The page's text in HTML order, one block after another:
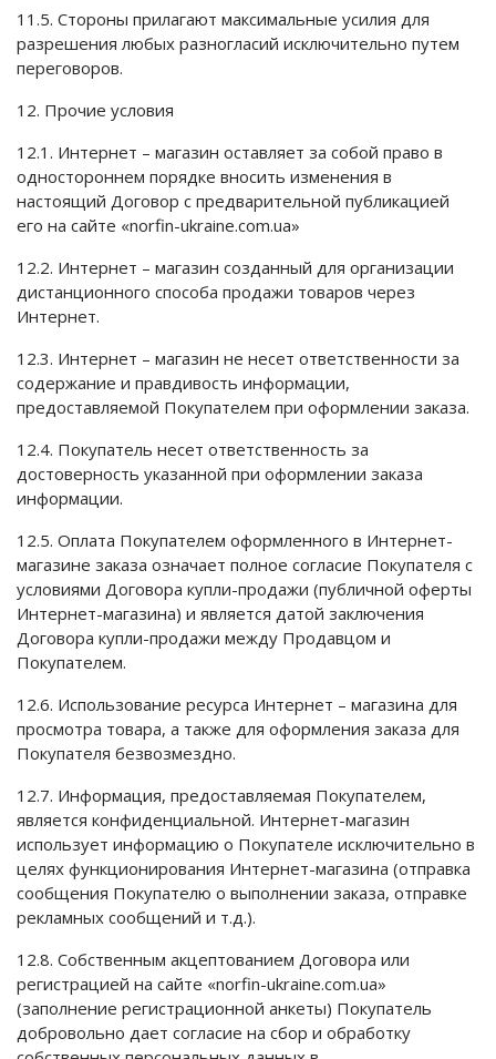
11.5. Стороны прилагают максимальные усилия для
разрешения любых разногласий исключительно путем
переговоров.
12. Прочие условия
12.1. Интернет – магазин оставляет за собой право в
одностороннем порядке вносить изменения в
настоящий Договор с предварительной публикацией
его на сайте «norfin-ukraine.com.ua»
12.2. Интернет – магазин созданный для организации
дистанционного способа продажи товаров через
Интернет.
12.3. Интернет – магазин не несет ответственности за
содержание и правдивость информации,
предоставляемой Покупателем при оформлении заказа.
12.4. Покупатель несет ответственность за
достоверность указанной при оформлении заказа
информации.
12.5. Оплата Покупателем оформленного в Интернет-
магазине заказа означает полное согласие Покупателя с
условиями Договора купли-продажи (публичной оферты
Интернет-магазина) и является датой заключения
Договора купли-продажи между Продавцом и
Покупателем.
12.6. Использование ресурса Интернет – магазина для
просмотра товара, а также для оформления заказа для
Покупателя безвозмездно.
12.7. Информация, предоставляемая Покупателем,
является конфиденциальной. Интернет-магазин
использует информацию о Покупателе исключительно в
целях функционирования Интернет-магазина (отправка
сообщения Покупателю о выполнении заказа, отправке
рекламных сообщений и т.д.).
12.8. Собственным акцептованием Договора или
регистрацией на сайте «norfin-ukraine.com.ua»
(заполнение регистрационной анкеты) Покупатель
добровольно дает согласие на сбор и обработку